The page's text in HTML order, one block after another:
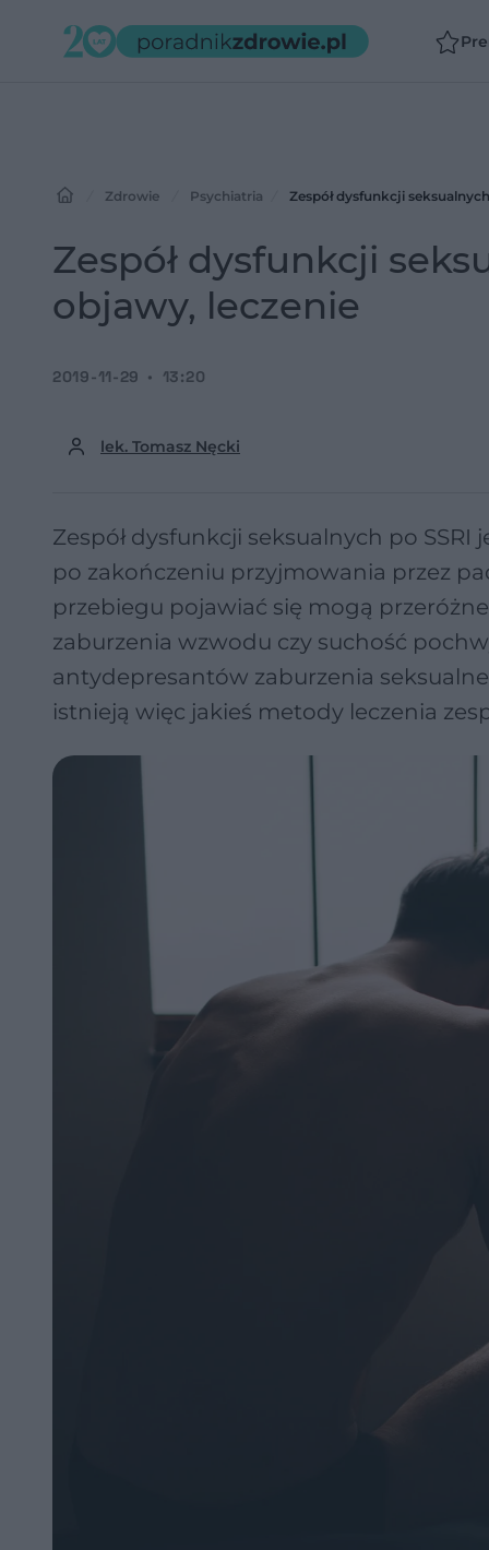
Zdrowie Psychiatria Zespół dysfunkcji
Zespół dysfunkcji
objawy, leczenie
lek. Tomasz Nęcki
2019-11-29 13:20
Zespół dysfunkcji seksualnych po
po zakończeniu przyjmowania przez
przebiegu pojawiać się mogą
zaburzenia wzwodu czy suchość
antydepresantów zaburzenia
istnieją więc jakieś metody leczenia